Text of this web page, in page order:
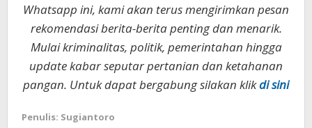
Whatsapp ini, kami akan terus mengirimkan pesan
rekomendasi berita-berita penting dan menarik.
Mulai kriminalitas, politik, pemerintahan hingga
update kabar seputar pertanian dan ketahanan
pangan. Untuk dapat bergabung silakan klikdi sini
Penulis: Sugiantoro